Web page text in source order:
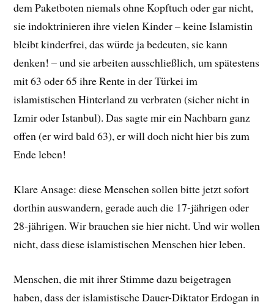
dem Paketboten niemals ohne Kopftuch oder gar nicht,
sie indoktrinieren ihre vielen Kinder – keine Islamistin
bleibt kinderfrei, das würde ja bedeuten, sie kann
denken! – und sie arbeiten ausschließlich, um spätestens
mit 63 oder 65 ihre Rente in der Türkei im
islamistischen Hinterland zu verbraten (sicher nicht in
Izmir oder Istanbul). Das sagte mir ein Nachbarn ganz
offen (er wird bald 63), er will doch nicht hier bis zum
Ende leben!
Klare Ansage: diese Menschen sollen bitte jetzt sofort
dorthin auswandern, gerade auch die 17-jährigen oder
28-jährigen. Wir brauchen sie hier nicht. Und wir wollen
nicht, dass diese islamistischen Menschen hier leben.
Menschen, die mit ihrer Stimme dazu beigetragen
haben, dass der islamistische Dauer-Diktator Erdogan in